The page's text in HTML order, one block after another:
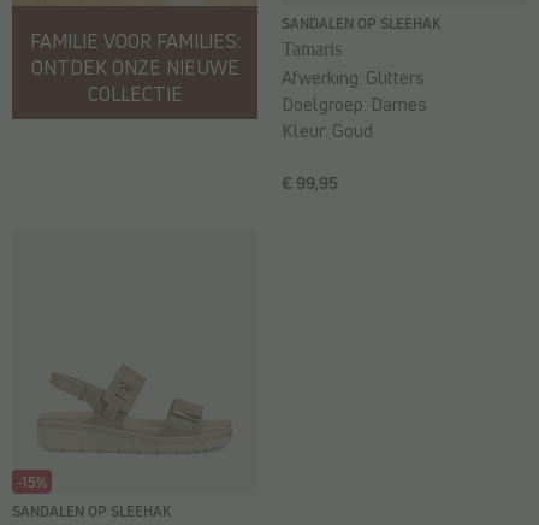
FAMILIE VOOR FAMILIES:
ONTDEK ONZE NIEUWE
COLLECTIE
SANDALEN OP SLEEHAK
Tamaris
€ 99,95
Afwerking: Glitters
Doelgroep: Dames
Kleur: Goud
-15%
SANDALEN OP SLEEHAK